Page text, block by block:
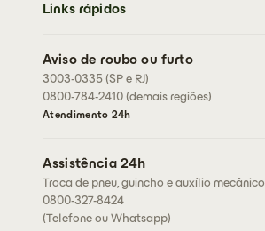
Sustentabilidade
Carro
Residencial
Condições Gerais
Fazer cotação
Links rápidos
Cartão de assistência
Fale conosco
Aviso de roubo ou furto
3003-0335 (SP e RJ)
0800-784-2410 (demais regiões)
Atendimento 24h
Assistência 24h
Troca de pneu, guincho e auxílio mecânico
0800-327-8424
(Telefone ou Whatsapp)